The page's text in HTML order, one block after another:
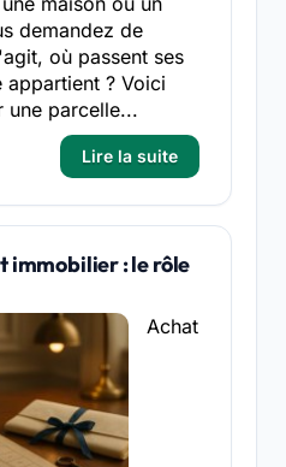
demandez de
où passent ses
appartient ? Voici
une parcelle...
Lire la suite
immobilier : le rôle
Achat